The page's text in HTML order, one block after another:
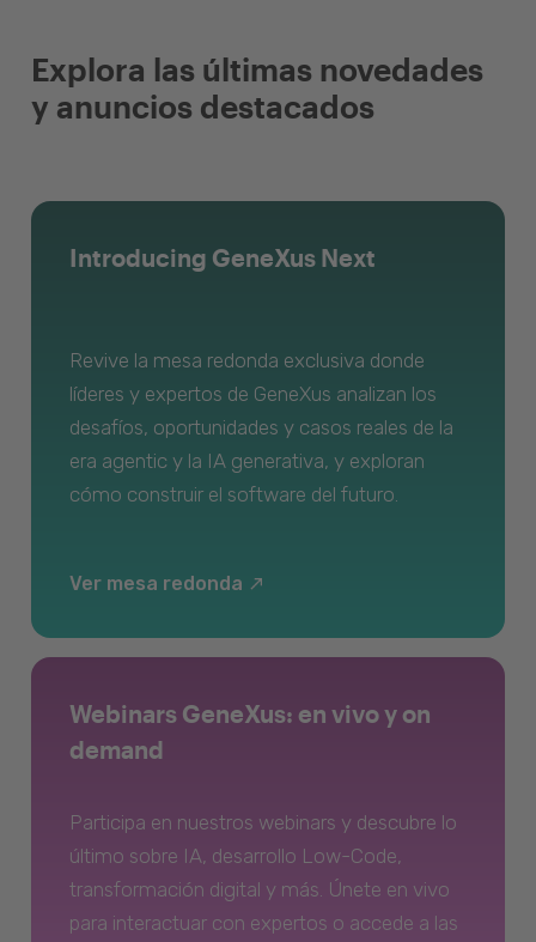
Explora las últimas novedades
y anuncios destacados
Introducing GeneXus Next
Revive la mesa redonda exclusiva donde
líderes y expertos de GeneXus analizan los
desafíos, oportunidades y casos reales de la
era agentic y la IA generativa, y exploran
cómo construir el software del futuro.
Ver mesa redonda
Webinars GeneXus: en vivo y on
demand
Participa en nuestros webinars y descubre lo
último sobre IA, desarrollo Low-Code,
transformación digital y más. Únete en vivo
para interactuar con expertos o accede a las